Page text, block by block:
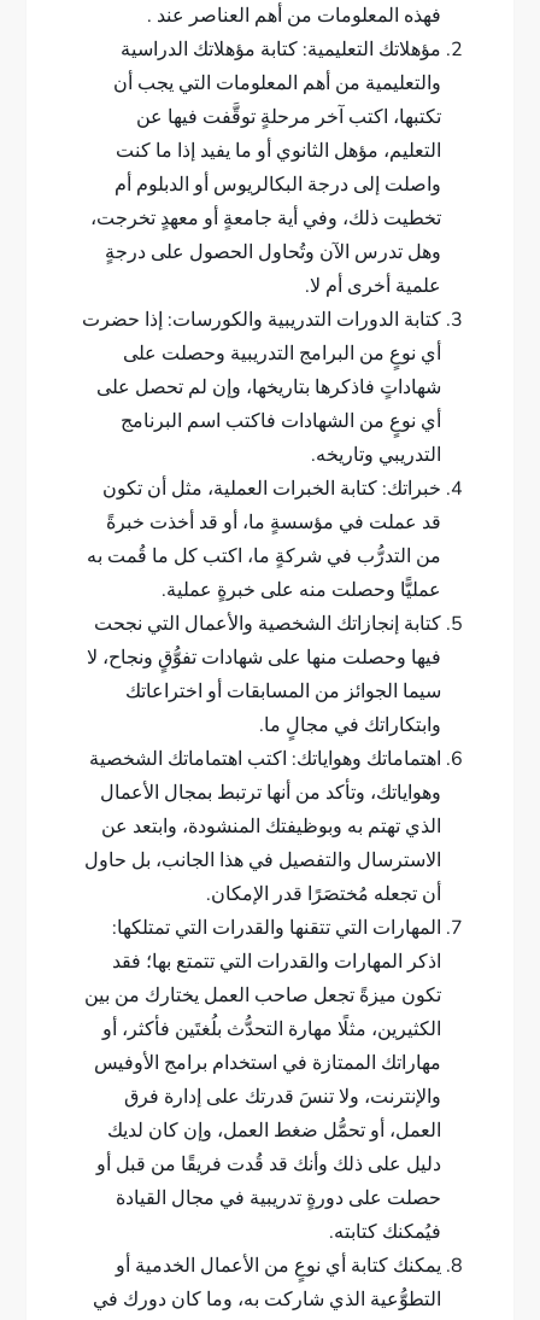
فهذه المعلومات من أهم العناصر عند .
مؤهلاتك التعليمية: كتابة مؤهلاتك الدراسية
والتعليمية من أهم المعلومات التي يجب أن
تكتبها، اكتب آخر مرحلةٍ توقَّفت فيها عن
التعليم، مؤهل الثانوي أو ما يفيد إذا ما كنت
واصلت إلى درجة البكالريوس أو الدبلوم أم
تخطيت ذلك، وفي أية جامعةٍ أو معهدٍ تخرجت،
وهل تدرس الآن وتُحاول الحصول على درجةٍ
علمية أخرى أم لا.
كتابة الدورات التدريبية والكورسات: إذا حضرت
أي نوعٍ من البرامج التدريبية وحصلت على
شهاداتٍ فاذكرها بتاريخها، وإن لم تحصل على
أي نوعٍ من الشهادات فاكتب اسم البرنامج
التدريبي وتاريخه.
خبراتك: كتابة الخبرات العملية، مثل أن تكون
قد عملت في مؤسسةٍ ما، أو قد أخذت خبرةً
من التدرُّب في شركةٍ ما، اكتب كل ما قُمت به
عمليًّا وحصلت منه على خبرةٍ عملية.
كتابة إنجازاتك الشخصية والأعمال التي نجحت
فيها وحصلت منها على شهادات تفوُّقٍ ونجاح، لا
سيما الجوائز من المسابقات أو اختراعاتك
وابتكاراتك في مجالٍ ما.
اهتماماتك وهواياتك: اكتب اهتماماتك الشخصية
وهواياتك، وتأكد من أنها ترتبط بمجال الأعمال
الذي تهتم به وبوظيفتك المنشودة، وابتعد عن
الاسترسال والتفصيل في هذا الجانب، بل حاول
أن تجعله مُختصَرًا قدر الإمكان.
المهارات التي تتقنها والقدرات التي تمتلكها:
اذكر المهارات والقدرات التي تتمتع بها؛ فقد
تكون ميزةً تجعل صاحب العمل يختارك من بين
الكثيرين، مثلًا مهارة التحدُّث بلُغتَين فأكثر، أو
مهاراتك الممتازة في استخدام برامج الأوفيس
والإنترنت، ولا تنسَ قدرتك على إدارة فرق
العمل، أو تحمُّل ضغط العمل، وإن كان لديك
دليل على ذلك وأنك قد قُدت فريقًا من قبل أو
حصلت على دورةٍ تدريبية في مجال القيادة
فيُمكنك كتابته.
يمكنك كتابة أي نوعٍ من الأعمال الخدمية أو
التطوُّعية الذي شاركت به، وما كان دورك في